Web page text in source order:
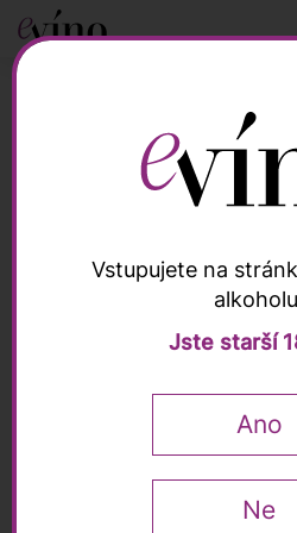
Langhe
del Baio"
del Baio, 0,75l
Vstupujete na
Jste starší
Ano
Ne